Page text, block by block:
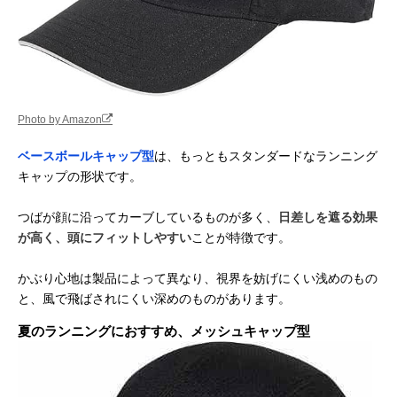
Photo by Amazon
ベースボールキャップ型は、もっともスタンダードなランニング
キャップの形状です。
つばが顔に沿ってカーブしているものが多く、
日差しを遮る効果
が高く、頭にフィットしやすいことが特徴です。
かぶり心地は製品によって異なり、視界を妨げにくい浅めのもの
と、風で飛ばされにくい深めのものがあります。
夏のランニングにおすすめ、メッシュキャップ型